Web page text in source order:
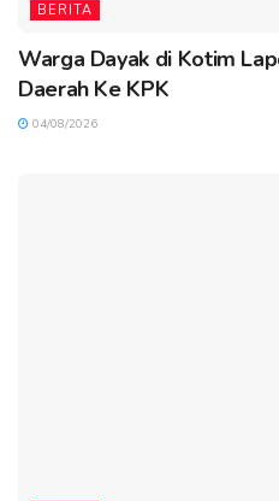
BERITA
Warga Dayak di Kotim
Daerah Ke KPK
04/08/2026